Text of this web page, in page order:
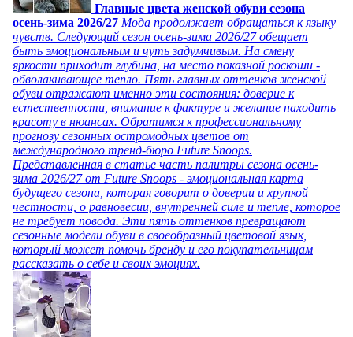
Главные цвета женской обуви сезона
осень-зима 2026/27 Мода продолжает обращаться к языку
чувств. Следующий сезон осень-зима 2026/27 обещает
быть эмоциональным и чуть задумчивым. На смену
яркости приходит глубина, на место показной роскоши -
обволакивающее тепло. Пять главных оттенков женской
обуви отражают именно эти состояния: доверие к
естественности, внимание к фактуре и желание находить
красоту в нюансах. Обратимся к профессиональному
прогнозу сезонных остромодных цветов от
международного тренд-бюро Future Snoops.
Представленная в статье часть палитры сезона осень-
зима 2026/27 от Future Snoops - эмоциональная карта
будущего сезона, которая говорит о доверии и хрупкой
честности, о равновесии, внутренней силе и тепле, которое
не требует повода. Эти пять оттенков превращают
сезонные модели обуви в своеобразный цветовой язык,
который может помочь бренду и его покупательницам
рассказать о себе и своих эмоциях.